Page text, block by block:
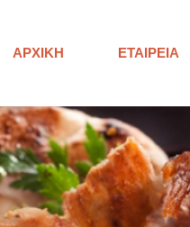
ΑΡΧΙΚΉ ΕΤΑΙΡΕΊΑ